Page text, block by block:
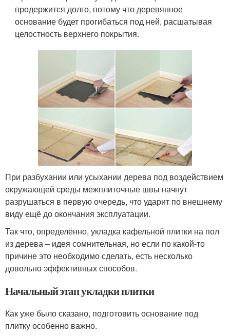
продержится долго, потому что деревянное
основание будет прогибаться под ней, расшатывая
целостность верхнего покрытия.
При разбухании или усыхании дерева под воздействием
окружающей среды межплиточные швы начнут
разрушаться в первую очередь, что ударит по внешнему
виду ещё до окончания эксплуатации.
Так что, определённо, укладка кафельной плитки на пол
из дерева – идея сомнительная, но если по какой-то
причине это необходимо сделать, есть несколько
довольно эффективных способов.
Начальный этап укладки плитки
Как уже было сказано, подготовить основание под
плитку особенно важно.